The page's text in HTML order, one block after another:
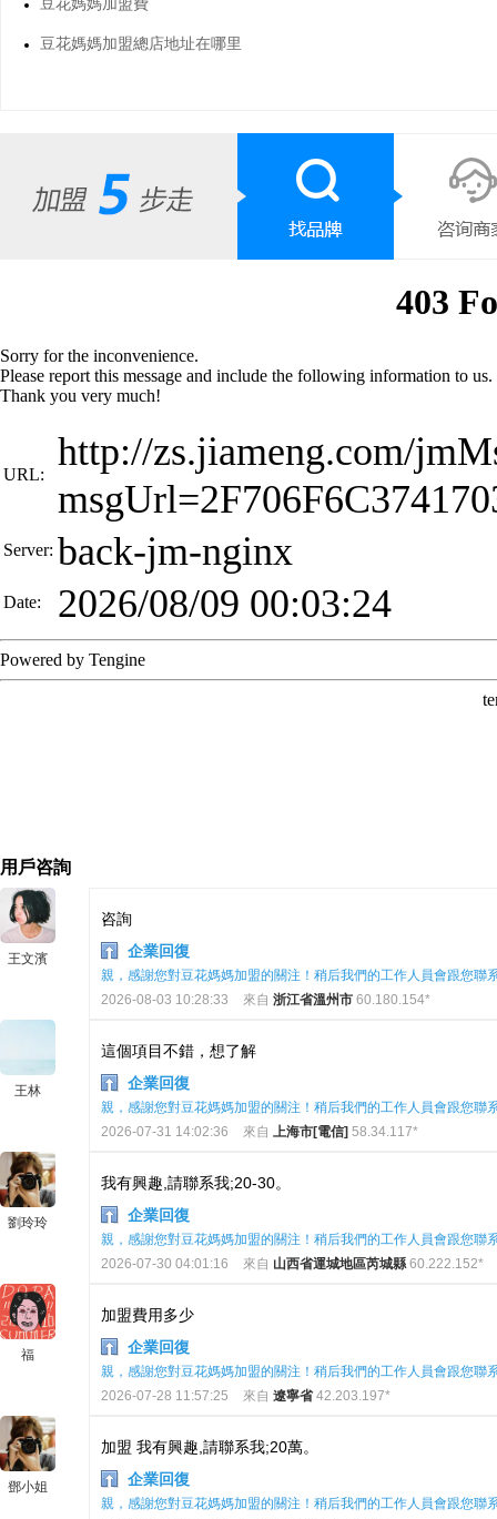
豆花媽媽加盟總店地址在哪里
用戶咨詢
王文濱
咨詢
企業回復
親，感謝您對豆花媽媽加盟的關注！稍后我們的工作人員會跟您聯
2026-08-03 10:28:33
來自 浙江省溫州市 60.180.154*
王林
這個項目不錯，想了解
企業回復
親，感謝您對豆花媽媽加盟的關注！稍后我們的工作人員會跟您聯
2026-07-31 14:02:36
來自 上海市[電信] 58.34.117*
劉玲玲
我有興趣,請聯系我;20-30。
企業回復
親，感謝您對豆花媽媽加盟的關注！稍后我們的工作人員會跟您聯
2026-07-30 04:01:16
來自 山西省運城地區芮城縣60.222.152*
福
加盟費用多少
企業回復
親，感謝您對豆花媽媽加盟的關注！稍后我們的工作人員會跟您聯
2026-07-28 11:57:25
來自 遼寧省42.203.197*
鄧小姐
加盟 我有興趣,請聯系我;20萬。
企業回復
親，感謝您對豆花媽媽加盟的關注！稍后我們的工作人員會跟您聯